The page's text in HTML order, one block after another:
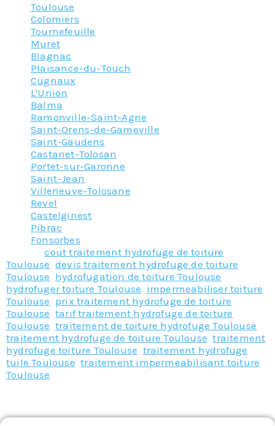
Toulouse
Colomiers
Tournefeuille
Muret
Blagnac
Plaisance-du-Touch
Cugnaux
L'Union
Balma
Ramonville-Saint-Agne
Saint-Orens-de-Gameville
Saint-Gaudens
Castanet-Tolosan
Portet-sur-Garonne
Saint-Jean
Villeneuve-Tolosane
Revel
Castelginest
Pibrac
Fonsorbes
Taggedcout traitement hydrofuge de toiture
Toulouse ,devis traitement hydrofuge de toiture
Toulouse hydrofugation de toiture Toulouse
hydrofuger toiture Toulouse impermeabiliser toiture
Toulouse prix traitement hydrofuge de toiture
Toulouse ,tarif traitement hydrofuge de toiture
Toulouse ,traitement de toiture hydrofuge Toulouse
traitement hydrofuge de toiture Toulouse ,traitement
hydrofuge toiture Toulouse traitement hydrofuge
tuile Toulouse ,traitement impermeabilisant toiture
Toulouse